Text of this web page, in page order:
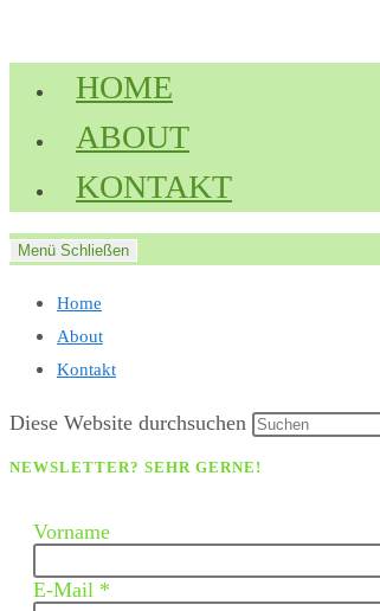
springen HOME
ABOUT
KONTAKT
Menü Schließen
Home
About
Kontakt
Diese Website durchsuchen
NEWSLETTER? SEHR GERNE!
Vorname
E-Mail *